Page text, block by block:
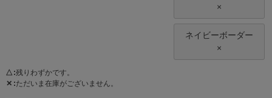
×
ネイビーボーダー
×
△ 残りわずかです。
✕ ただいま在庫がございません。